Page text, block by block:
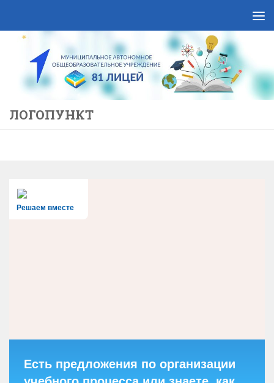
ЛОГОПУНКТ
Решаем вместе
Есть предложения по организации